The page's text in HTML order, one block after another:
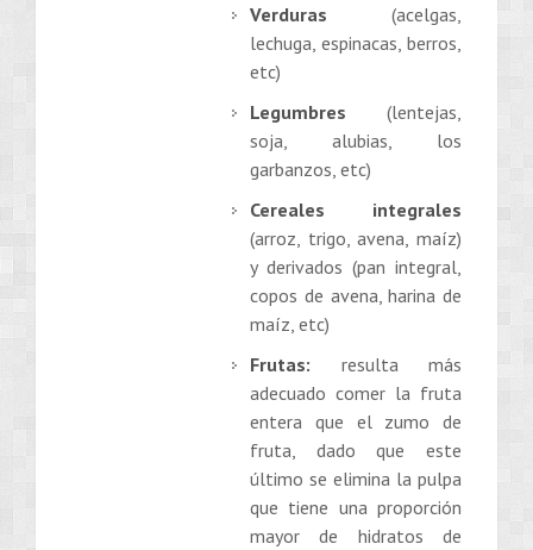
Verduras (acelgas,
lechuga, espinacas, berros,
etc)
Legumbres (lentejas,
soja, alubias, los
garbanzos, etc)
Cereales integrales
(arroz, trigo, avena, maíz)
y derivados (pan integral,
copos de avena, harina de
maíz, etc)
Frutas: resulta más
adecuado comer la fruta
entera que el zumo de
fruta, dado que este
último se elimina la pulpa
que tiene una proporción
mayor de hidratos de